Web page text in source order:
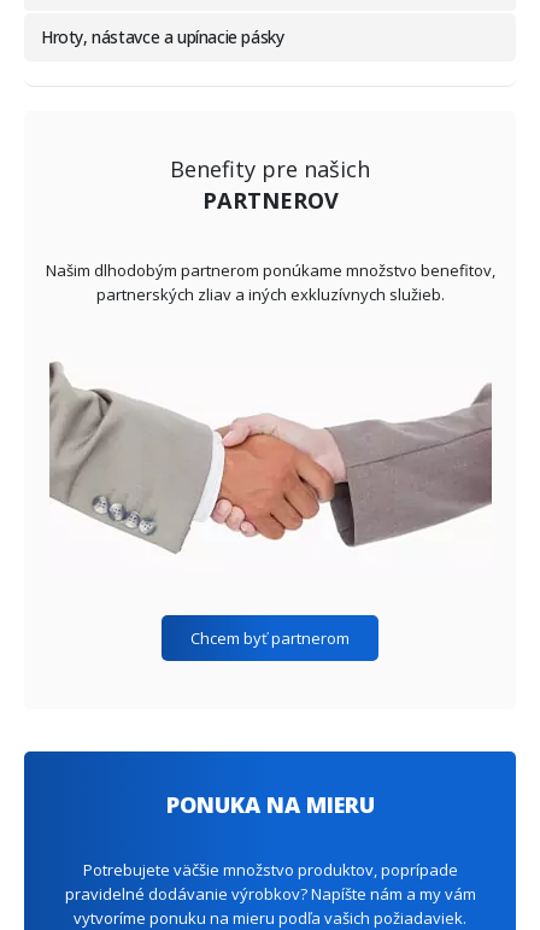
Hroty, nástavce a upínacie pásky
Benefity pre našich
PARTNEROV
Našim dlhodobým partnerom ponúkame množstvo benefitov,
partnerských zliav a iných exkluzívnych služieb.
Chcem byť partnerom
PONUKA NA MIERU
Potrebujete väčšie množstvo produktov, poprípade
pravidelné dodávanie výrobkov? Napíšte nám a my vám
vytvoríme ponuku na mieru podľa vašich požiadaviek.